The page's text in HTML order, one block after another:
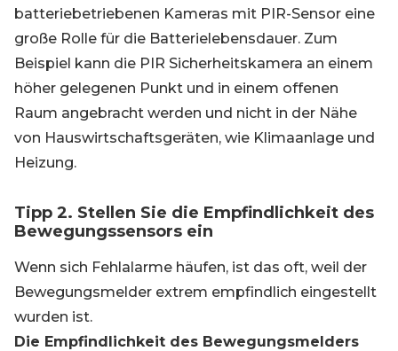
batteriebetriebenen Kameras mit PIR-Sensor eine
große Rolle für die Batterielebensdauer. Zum
Beispiel kann die PIR Sicherheitskamera an einem
höher gelegenen Punkt und in einem offenen
Raum angebracht werden und nicht in der Nähe
von Hauswirtschaftsgeräten, wie Klimaanlage und
Heizung.
Tipp 2. Stellen Sie die Empfindlichkeit des
Bewegungssensors ein
Wenn sich Fehlalarme häufen, ist das oft, weil der
Bewegungsmelder extrem empfindlich eingestellt
wurden ist.
Die Empfindlichkeit des Bewegungsmelders